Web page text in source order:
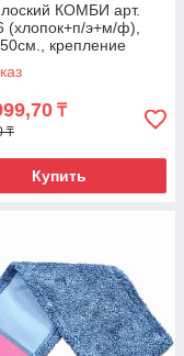
а мы
и
КОМБИ арт.
(хлопок+п/э+м/ф),
крепление
язык. MPT-230006
₸
₸
Купить